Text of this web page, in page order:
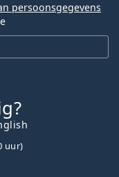
persoonsgegevens
uur)